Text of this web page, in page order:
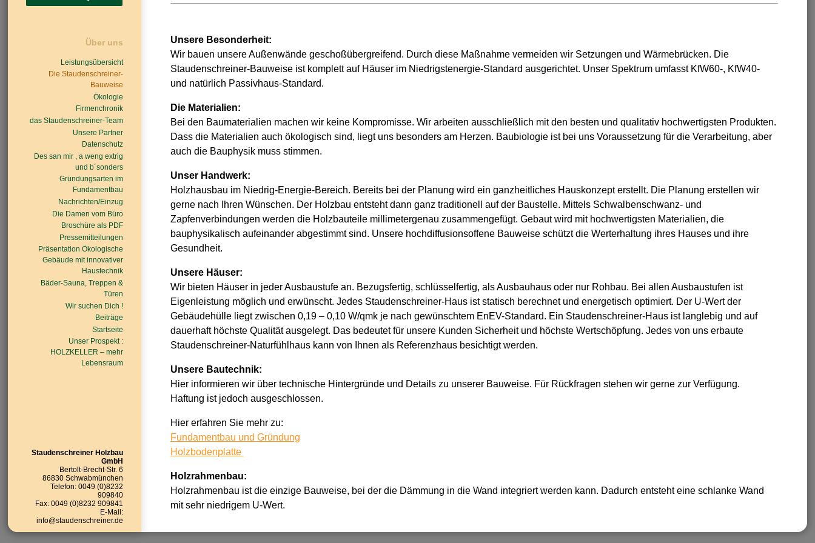
Über uns
Leistungsübersicht
Die Staudenschreiner-
Bauweise
Ökologie
Firmenchronik
das Staudenschreiner-Team
Unsere Partner
Datenschutz
Des san mir , a weng extrig
und b´sonders
Gründungsarten im
Fundamentbau
Nachrichten/Einzug
Die Damen vom Büro
Broschüre als PDF
Pressemitteilungen
Präsentation Ökologische
Gebäude mit innovativer
Haustechnik
Bäder-Sauna, Treppen &
Türen
Wir suchen Dich !
Beiträge
Startseite
Unser Prospekt :
HOLZKELLER – mehr
Lebensraum
Staudenschreiner Holzbau
GmbH
Bertolt-Brecht-Str. 6
86830 Schwabmünchen
Telefon: 0049 (0)8232
909840
Fax: 0049 (0)8232 909841
E-Mail:
info@staudenschreiner.de
Unsere Besonderheit:
Wir bauen unsere Außenwände geschoßübergreifend. Durch diese Maßnahme vermeiden wir Setzungen und Wärmebrücken. Die
Staudenschreiner-Bauweise ist komplett auf Häuser im Niedrigstenergie-Standard ausgerichtet. Unser Spektrum umfasst KfW60-, KfW40-
und natürlich Passivhaus-Standard.
Die Materialien:
Bei den Baumaterialien machen wir keine Kompromisse. Wir arbeiten ausschließlich mit den besten und qualitativ hochwertigsten Produkten.
Dass die Materialien auch ökologisch sind, liegt uns besonders am Herzen. Baubiologie ist bei uns Voraussetzung für die Verarbeitung, aber
auch die Bauphysik muss stimmen.
Unser Handwerk:
Holzhausbau im Niedrig-Energie-Bereich. Bereits bei der Planung wird ein ganzheitliches Hauskonzept erstellt. Die Planung erstellen wir
gerne nach Ihren Wünschen. Der Holzbau entsteht dann ganz traditionell auf der Baustelle. Mittels Schwalbenschwanz- und
Zapfenverbindungen werden die Holzbauteile millimetergenau zusammengefügt. Gebaut wird mit hochwertigsten Materialien, die
bauphysikalisch aufeinander abgestimmt sind. Unsere hochdiffusionsoffene Bauweise schützt die Werterhaltung ihres Hauses und ihre
Gesundheit.
Unsere Häuser:
Wir bieten Häuser in jeder Ausbaustufe an. Bezugsfertig, schlüsselfertig, als Ausbauhaus oder nur Rohbau. Bei allen Ausbaustufen ist
Eigenleistung möglich und erwünscht. Jedes Staudenschreiner-Haus ist statisch berechnet und energetisch optimiert. Der U-Wert der
Gebäudehülle liegt zwischen 0,19 – 0,10 W/qmk je nach gewünschtem EnEV-Standard. Ein Staudenschreiner-Haus ist langlebig und auf
dauerhaft höchste Qualität ausgelegt. Das bedeutet für unsere Kunden Sicherheit und höchste Wertschöpfung. Jedes von uns erbaute
Staudenschreiner-Naturfühlhaus kann von Ihnen als Referenzhaus besichtigt werden.
Unsere Bautechnik:
Hier informieren wir über technische Hintergründe und Details zu unserer Bauweise. Für Rückfragen stehen wir gerne zur Verfügung.
Haftung ist jedoch ausgeschlossen.
Hier erfahren Sie mehr zu:
Fundamentbau und Gründung
Holzbodenplatte
Holzrahmenbau:
Holzrahmenbau ist die einzige Bauweise, bei der die Dämmung in die Wand integriert werden kann. Dadurch entsteht eine schlanke Wand
mit sehr niedrigem U-Wert.